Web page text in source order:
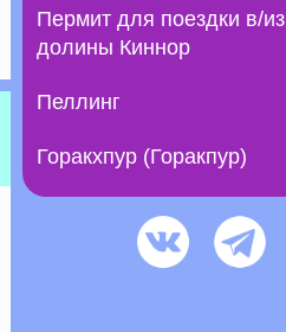
Пермит для поездки в/из
долины Киннор
Пеллинг
Горакхпур (Горакпур)